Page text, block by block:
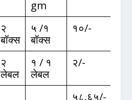
gm
२
बॉक्स
५ /१
बॉक्स
१०/-
२
लेबल
१ / १
लेबल
२/-
५८.६५/-